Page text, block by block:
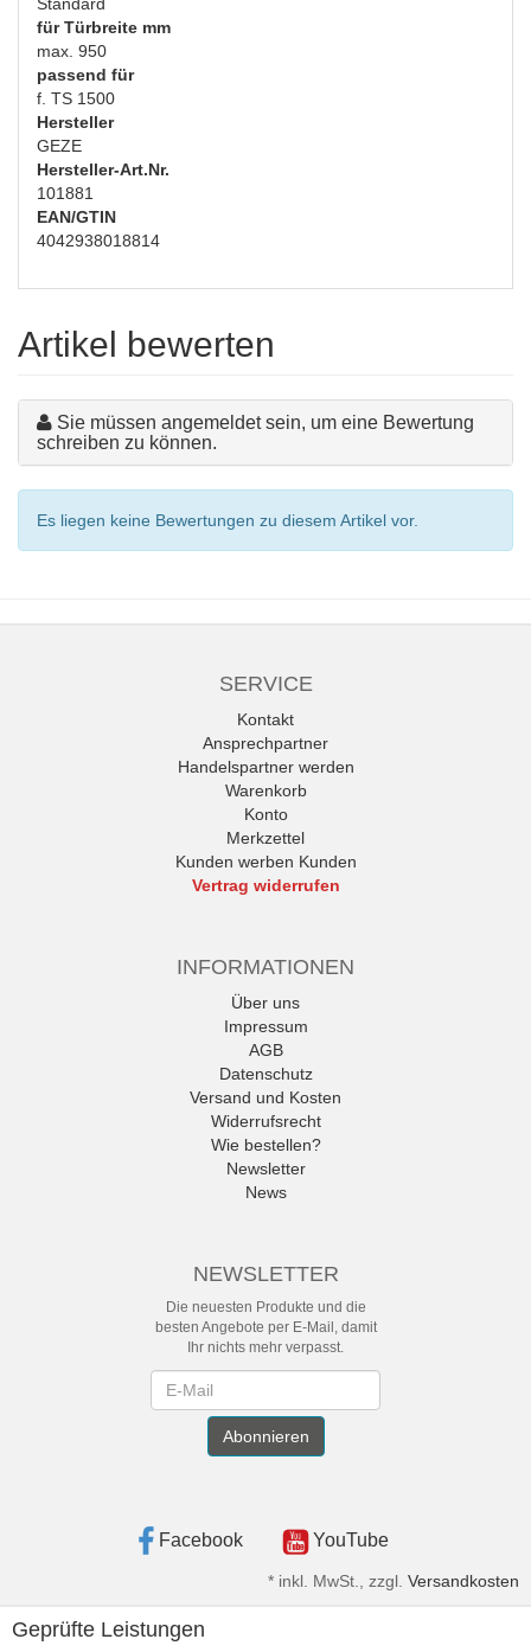
für Türbreite mm
max. 950
passend für
f. TS 1500
Hersteller
GEZE
Hersteller-Art.Nr.
101881
EAN/GTIN
4042938018814
Artikel bewerten
Sie müssen angemeldet sein, um eine Bewertung
schreiben zu können.
Es liegen keine Bewertungen zu diesem Artikel vor.
SERVICE
Kontakt
Ansprechpartner
Handelspartner werden
Warenkorb
Konto
Merkzettel
Kunden werben Kunden
Vertrag widerrufen
INFORMATIONEN
Über uns
Impressum
AGB
Datenschutz
Versand und Kosten
Widerrufsrecht
Wie bestellen?
Newsletter
News
NEWSLETTER
Die neuesten Produkte und die
besten Angebote per E-Mail, damit
Ihr nichts mehr verpasst.
Abonnieren
Facebook YouTube
* inkl. MwSt., zzgl. Versandkosten
Geprüfte Leistungen